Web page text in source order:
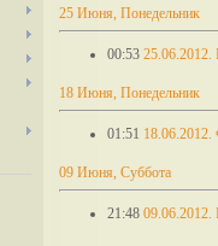
25 Июня, Понедельник
00:53 25.06.2012.
18 Июня, Понедельник
01:51 18.06.2012.
09 Июня, Суббота
21:48 09.06.2012.